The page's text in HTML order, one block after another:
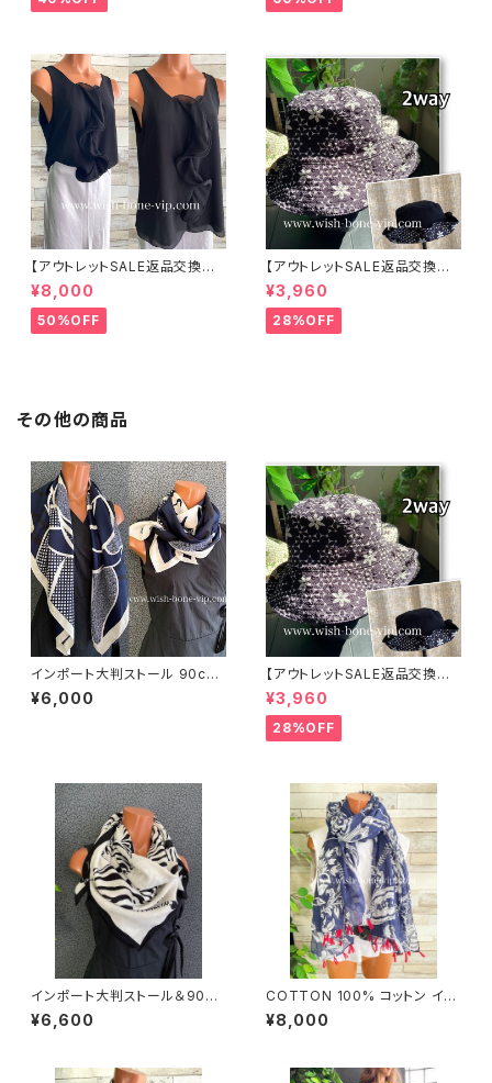
ワイト
【アウトレットSALE返品交換不
可8/20まで】イタリア製 CASA
DEILUCA ITALY｜前フリル＆B
IGフリルトップス /ブラック
¥8,000
50%OFF
【アウトレットSALE返品交換不
可8/20まで】ワッフル立体フラワ
ー＆無地 2way リバーシブルハ
ット・ワイヤー入り変形ハット・フ
ラワー帽子【ブラック】
¥3,960
28%OFF
その他の商品
インポート大判ストール 90cm
大判スクエア Silk Feeling お
しゃれなツヤスカーフ/ネイビー
¥6,000
【アウトレットSALE返品交換不
可8/20まで】ワッフル立体フラワ
ー＆無地 2way リバーシブルハ
ット・ワイヤー入り変形ハット・フ
ラワー帽子【ブラック】
¥3,960
28%OFF
インポート大判ストール＆90c
mスクエア モノトーンスカーフ
｜ホワイト＆ブラック馬ホース
¥6,600
COTTON 100% コットン イン
ポート大判ストール ｜ロングス
トール・心地よい肌触りのスカー
¥8,000